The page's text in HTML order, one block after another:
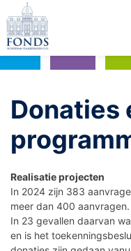
Voorwoord
Fonds
Resultaten
Financiën
Donaties
Realisatie projecten
In 2024 zijn 383
meer dan 400
In 23 gevallen daarvan
en is het